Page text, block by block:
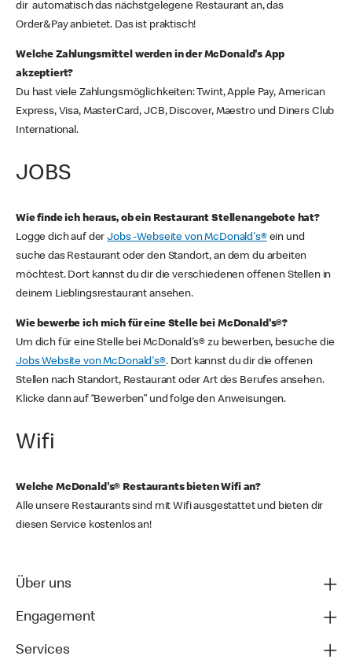
dir automatisch das nächstgelegene Restaurant an, das
Order&Pay anbietet. Das ist praktisch!
Welche Zahlungsmittel werden in der McDonald's App
akzeptiert?
Du hast viele Zahlungsmöglichkeiten: Twint, Apple Pay, American
Express, Visa, MasterCard, JCB, Discover, Maestro und Diners Club
International.
JOBS
Wie finde ich heraus, ob ein Restaurant Stellenangebote hat?
Logge dich auf derJobs -Webseite von McDonald's®ein und
suche das Restaurant oder den Standort, an dem du arbeiten
möchtest. Dort kannst du dir die verschiedenen offenen Stellen in
deinem Lieblingsrestaurant ansehen.
Wie bewerbe ich mich für eine Stelle bei McDonald's®?
Um dich für eine Stelle bei McDonald's® zu bewerben, besuche die
Jobs Website von McDonald's®. Dort kannst du dir die offenen
Stellen nach Standort, Restaurant oder Art des Berufes ansehen.
Klicke dann auf “Bewerben” und folge den Anweisungen.
Wifi
Welche McDonald's® Restaurants bieten Wifi an?
Alle unsere Restaurants sind mit Wifi ausgestattet und bieten dir
diesen Service kostenlos an!
Über uns
Engagement
Services